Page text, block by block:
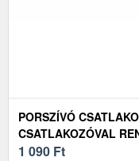
PORSZÍVÓ
CSATLAKOZÓVAL
SZÖGBEN HAJLÍTHATÓ
1 090 Ft